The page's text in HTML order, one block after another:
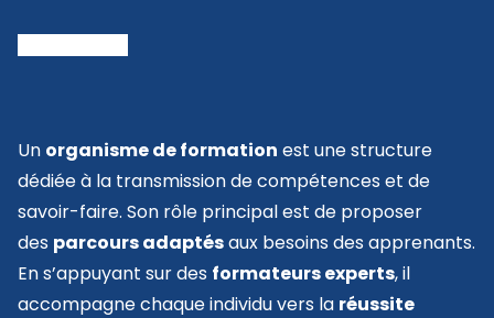
Un organisme de formation est une structure
dédiée à la transmission de compétences et de
savoir-faire. Son rôle principal est de proposer
des parcours adaptésaux besoins des apprenants.
En s’appuyant sur des formateurs experts, il
accompagne chaque individu vers la réussite